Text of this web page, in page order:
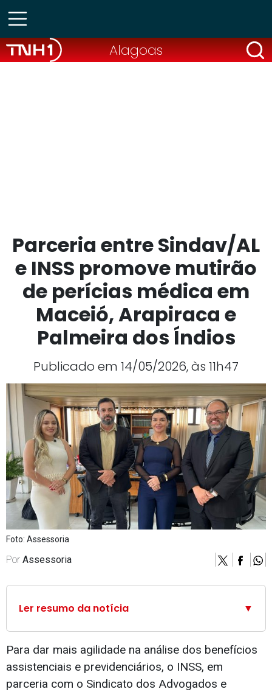
Alagoas
Parceria entre Sindav/AL
e INSS promove mutirão
de perícias médica em
Maceió, Arapiraca e
Palmeira dos Índios
Publicado em 14/05/2026, às 11h47
Foto: Assessoria
Por Assessoria
Ler resumo da notícia ▼
Para dar mais agilidade na análise dos benefícios
assistenciais e previdenciários, o INSS, em
parceria com o Sindicato dos Advogados e